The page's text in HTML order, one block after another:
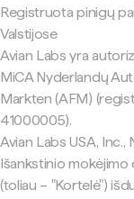
Registruota pinigų
Valstijose
Avian Labs yra
MiCA Nyderlandų
Markten (AFM)
41000005).
Avian Labs USA,
Išankstinio
(toliau – "Kortelė")